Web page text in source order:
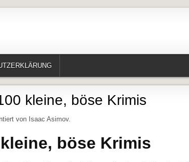
kleine, böse Krimis
von Isaac Asimov.
böse Krimis